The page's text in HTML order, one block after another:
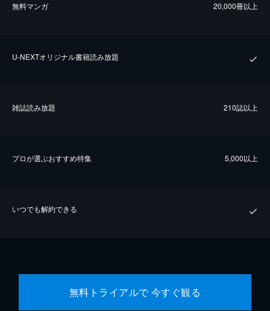
無料マンガ 20,000冊以上
U-NEXTオリジナル書籍読み放題
雑誌読み放題 210誌以上
プロが選ぶおすすめ特集 5,000以上
いつでも解約できる
無料トライアルで 今すぐ観る